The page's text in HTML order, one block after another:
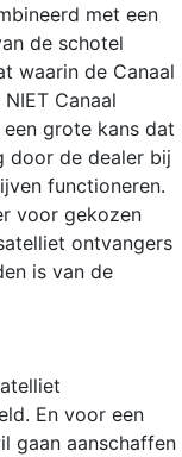
met een
de schotel
waarin de Canaal
Canaal
grote kans dat
door de dealer bij
functioneren.
voor gekozen
ontvangers
is van de
En voor een
gaan aanschaffen